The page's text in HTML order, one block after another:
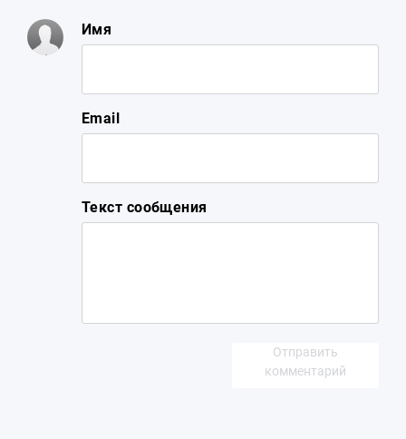
Имя
Email
Текст сообщения
Отправить
комментарий